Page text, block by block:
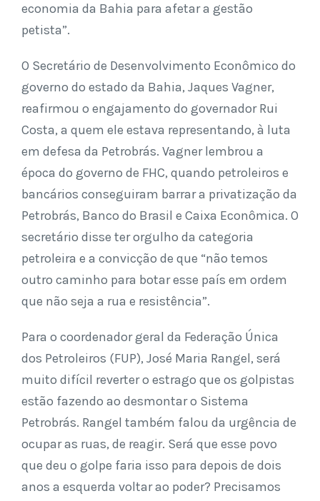
economia da Bahia para afetar a gestão
petista”.
O Secretário de Desenvolvimento Econômico do
governo do estado da Bahia, Jaques Vagner,
reafirmou o engajamento do governador Rui
Costa, a quem ele estava representando, à luta
em defesa da Petrobrás. Vagner lembrou a
época do governo de FHC, quando petroleiros e
bancários conseguiram barrar a privatização da
Petrobrás, Banco do Brasil e Caixa Econômica. O
secretário disse ter orgulho da categoria
petroleira e a convicção de que “não temos
outro caminho para botar esse país em ordem
que não seja a rua e resistência”.
Para o coordenador geral da Federação Única
dos Petroleiros (FUP), José Maria Rangel, será
muito difícil reverter o estrago que os golpistas
estão fazendo ao desmontar o Sistema
Petrobrás. Rangel também falou da urgência de
ocupar as ruas, de reagir. Será que esse povo
que deu o golpe faria isso para depois de dois
anos a esquerda voltar ao poder? Precisamos